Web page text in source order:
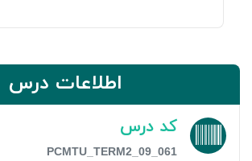
اطلاعات درس
کد درس
PCMTU_TERM2_09_061